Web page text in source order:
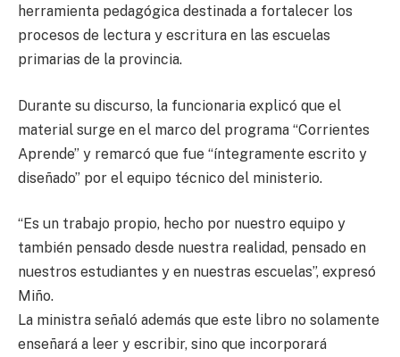
herramienta pedagógica destinada a fortalecer los
procesos de lectura y escritura en las escuelas
primarias de la provincia.
Durante su discurso, la funcionaria explicó que el
material surge en el marco del programa “Corrientes
Aprende” y remarcó que fue “íntegramente escrito y
diseñado” por el equipo técnico del ministerio.
“Es un trabajo propio, hecho por nuestro equipo y
también pensado desde nuestra realidad, pensado en
nuestros estudiantes y en nuestras escuelas”, expresó
Miño.
La ministra señaló además que este libro no solamente
enseñará a leer y escribir, sino que incorporará